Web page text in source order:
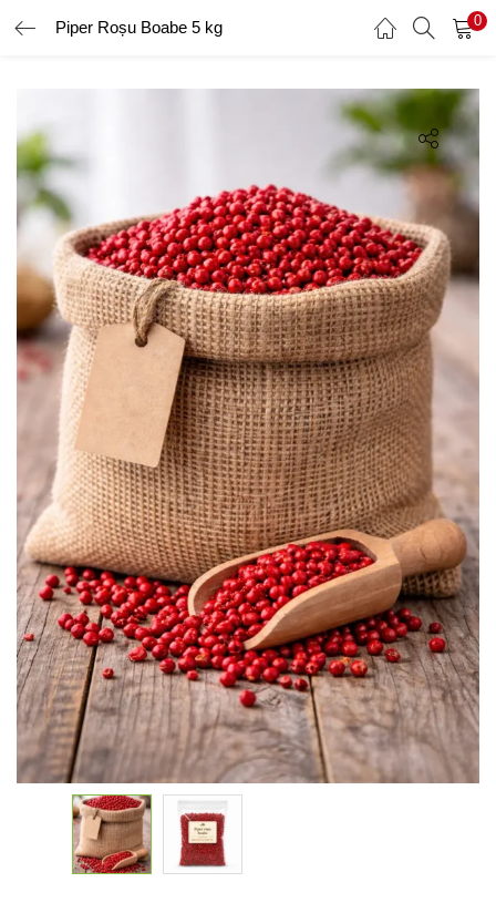
Piper Roșu Boabe 5 kg 0
AUTENTIFICARE ÎNREGISTRARE
Introduceți numele de utilizator și parola pentru a vă autentifica.
Amintește-ți de mine
Ai uitat parola?